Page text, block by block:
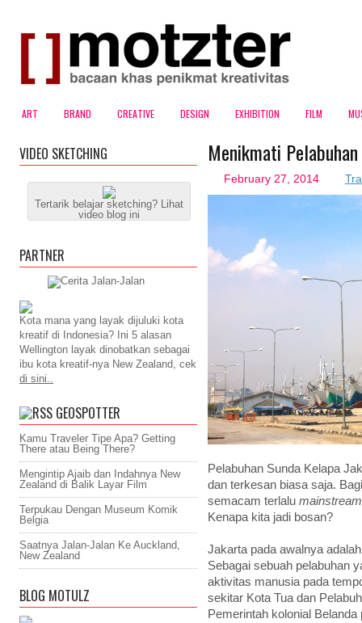
ART BRAND CREATIVE DESIGN EXHIBITION FILM
Menikmati
February 27, 2014
Pelabuhan Sunda Kelapa
dan terkesan biasa saja.
semacam terlalu mainstream
Kenapa kita jadi bosan?
Jakarta pada awalnya
Sebagai sebuah pelabuhan
aktivitas manusia pada
sekitar Kota Tua dan
Pemerintah kolonial
VIDEO SKETCHING
Tertarik belajar sketching? Lihat
video blog ini
PARTNER
Kota mana yang layak dijuluki kota
kreatif di Indonesia? Ini 5 alasan
Wellington layak dinobatkan sebagai
ibu kota kreatif-nya New Zealand, cek
di sini..
GEOSPOTTER
Kamu Traveler Tipe Apa? Getting
There atau Being There?
Mengintip Ajaib dan Indahnya New
Zealand di Balik Layar Film
Terpukau Dengan Museum Komik
Belgia
Saatnya Jalan-Jalan Ke Auckland,
New Zealand
BLOG MOTULZ